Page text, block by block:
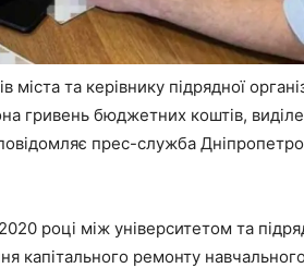
міста та керівнику підрядної
гривень бюджетних коштів,
прес-служба
році між університетом та
капітального ремонту